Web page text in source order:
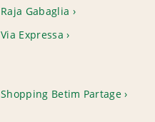
Raja Gabaglia
Via Expressa
Shopping Betim Partage